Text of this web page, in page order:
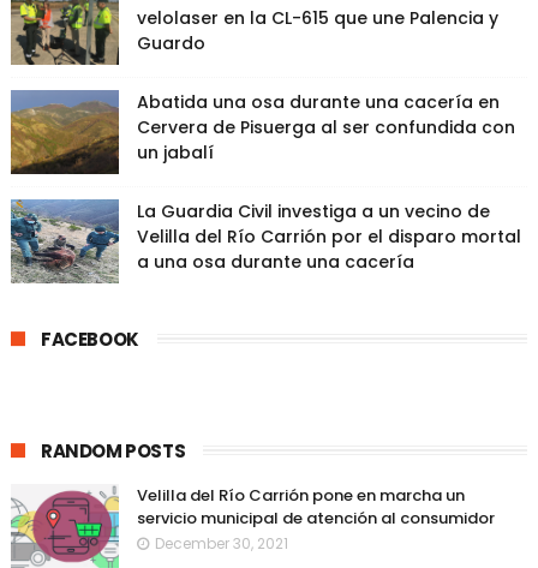
velolaser en la CL-615 que une Palencia y
Guardo
Abatida una osa durante una cacería en
Cervera de Pisuerga al ser confundida con
un jabalí
La Guardia Civil investiga a un vecino de
Velilla del Río Carrión por el disparo mortal
a una osa durante una cacería
FACEBOOK
RANDOM POSTS
Velilla del Río Carrión pone en marcha un
servicio municipal de atención al consumidor
December 30, 2021